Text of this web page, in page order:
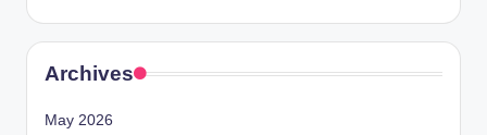
Archives
May 2026